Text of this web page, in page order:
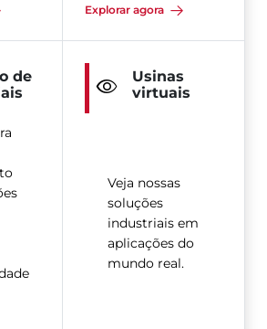
Explorar agora
de
Usinas
virtuais
Veja nossas
soluções
industriais em
aplicações do
mundo real.